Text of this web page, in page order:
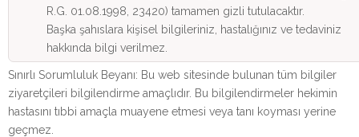
R.G. 01.08.1998, 23420) tamamen gizli tutulacaktır.
Başka şahıslara kişisel bilgileriniz, hastalığınız ve tedaviniz
hakkında bilgi verilmez.
Sınırlı Sorumluluk Beyanı: Bu web sitesinde bulunan tüm bilgiler
ziyaretçileri bilgilendirme amaçlıdır. Bu bilgilendirmeler hekimin
hastasını tıbbi amaçla muayene etmesi veya tanı koyması yerine
geçmez.